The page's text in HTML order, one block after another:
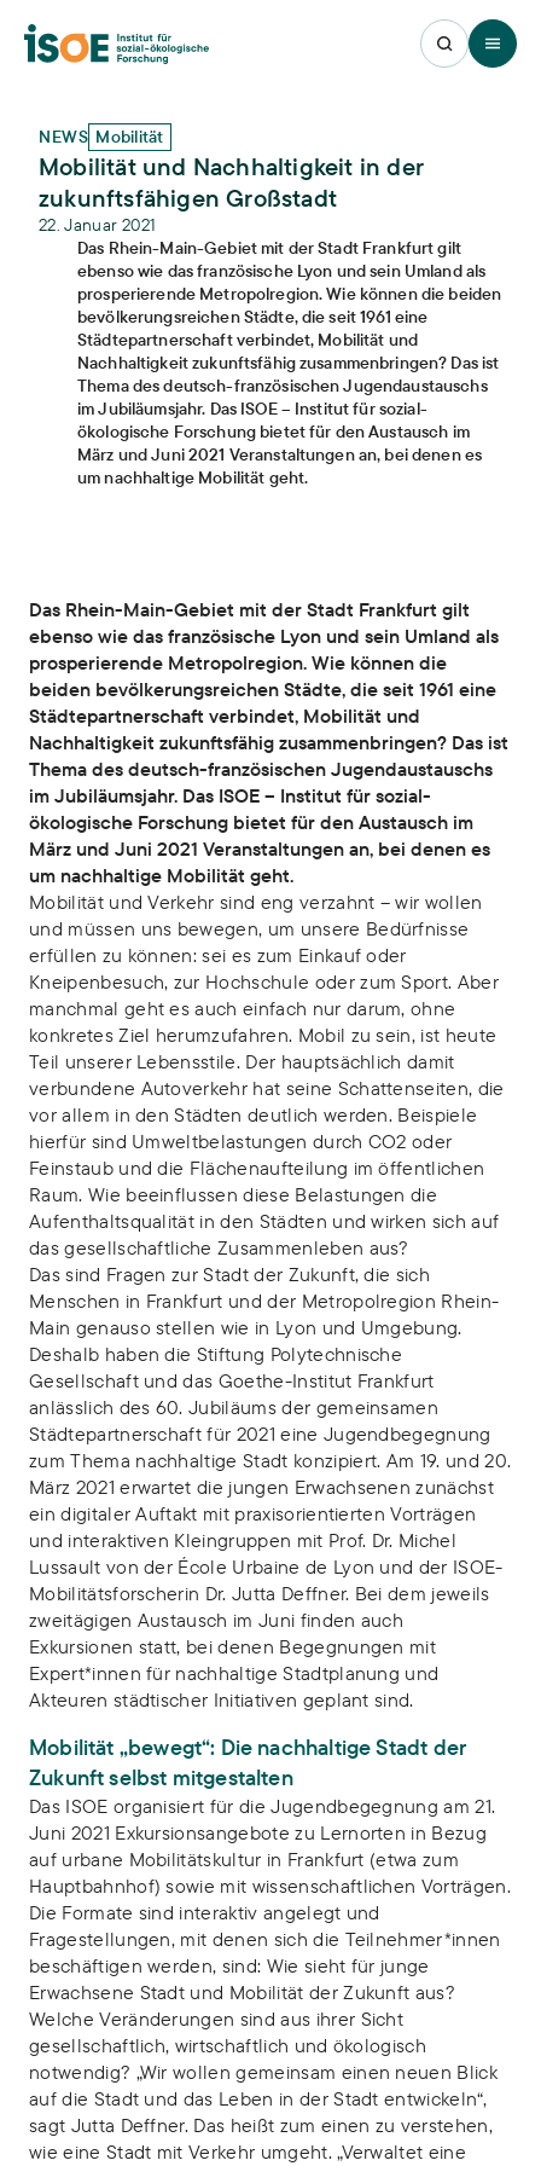
Open
NEWS Mobilität
Mobilität und Nachhaltigkeit in der
zukunftsfähigen Großstadt
22. Januar 2021
Das Rhein-Main-Gebiet mit der Stadt Frankfurt gilt
ebenso wie das französische Lyon und sein Umland als
prosperierende Metropolregion. Wie können die beiden
bevölkerungsreichen Städte, die seit 1961 eine
Städtepartnerschaft verbindet, Mobilität und
Nachhaltigkeit zukunftsfähig zusammenbringen? Das ist
Thema des deutsch-französischen Jugendaustauschs
im Jubiläumsjahr. Das ISOE – Institut für sozial-
ökologische Forschung bietet für den Austausch im
März und Juni 2021 Veranstaltungen an, bei denen es
um nachhaltige Mobilität geht.
Das Rhein-Main-Gebiet mit der Stadt Frankfurt gilt
ebenso wie das französische Lyon und sein Umland als
prosperierende Metropolregion. Wie können die
beiden bevölkerungsreichen Städte, die seit 1961 eine
Städtepartnerschaft verbindet, Mobilität und
Nachhaltigkeit zukunftsfähig zusammenbringen? Das ist
Thema des deutsch-französischen Jugendaustauschs
im Jubiläumsjahr. Das ISOE – Institut für sozial-
ökologische Forschung bietet für den Austausch im
März und Juni 2021 Veranstaltungen an, bei denen es
um nachhaltige Mobilität geht.
Mobilität und Verkehr sind eng verzahnt – wir wollen
und müssen uns bewegen, um unsere Bedürfnisse
erfüllen zu können: sei es zum Einkauf oder
Kneipenbesuch, zur Hochschule oder zum Sport. Aber
manchmal geht es auch einfach nur darum, ohne
konkretes Ziel herumzufahren. Mobil zu sein, ist heute
Teil unserer Lebensstile. Der hauptsächlich damit
verbundene Autoverkehr hat seine Schattenseiten, die
vor allem in den Städten deutlich werden. Beispiele
hierfür sind Umweltbelastungen durch CO2 oder
Feinstaub und die Flächenaufteilung im öffentlichen
Raum. Wie beeinflussen diese Belastungen die
Aufenthaltsqualität in den Städten und wirken sich auf
das gesellschaftliche Zusammenleben aus?
Das sind Fragen zur Stadt der Zukunft, die sich
Menschen in Frankfurt und der Metropolregion Rhein-
Main genauso stellen wie in Lyon und Umgebung.
Deshalb haben die Stiftung Polytechnische
Gesellschaft und das Goethe-Institut Frankfurt
anlässlich des 60. Jubiläums der gemeinsamen
Städtepartnerschaft für 2021 eine Jugendbegegnung
zum Thema nachhaltige Stadt konzipiert. Am 19. und 20.
März 2021 erwartet die jungen Erwachsenen zunächst
ein digitaler Auftakt mit praxisorientierten Vorträgen
und interaktiven Kleingruppen mit Prof. Dr. Michel
Lussault von der École Urbaine de Lyon und der ISOE-
Mobilitätsforscherin Dr. Jutta Deffner. Bei dem jeweils
zweitägigen Austausch im Juni finden auch
Exkursionen statt, bei denen Begegnungen mit
Expert*innen für nachhaltige Stadtplanung und
Akteuren städtischer Initiativen geplant sind.
Mobilität „bewegt“: Die nachhaltige Stadt der
Zukunft selbst mitgestalten
Das ISOE organisiert für die Jugendbegegnung am 21.
Juni 2021 Exkursionsangebote zu Lernorten in Bezug
auf urbane Mobilitätskultur in Frankfurt (etwa zum
Hauptbahnhof) sowie mit wissenschaftlichen Vorträgen.
Die Formate sind interaktiv angelegt und
Fragestellungen, mit denen sich die Teilnehmer*innen
beschäftigen werden, sind: Wie sieht für junge
Erwachsene Stadt und Mobilität der Zukunft aus?
Welche Veränderungen sind aus ihrer Sicht
gesellschaftlich, wirtschaftlich und ökologisch
notwendig? „Wir wollen gemeinsam einen neuen Blick
auf die Stadt und das Leben in der Stadt entwickeln“,
sagt Jutta Deffner. Das heißt zum einen zu verstehen,
wie eine Stadt mit Verkehr umgeht. „Verwaltet eine